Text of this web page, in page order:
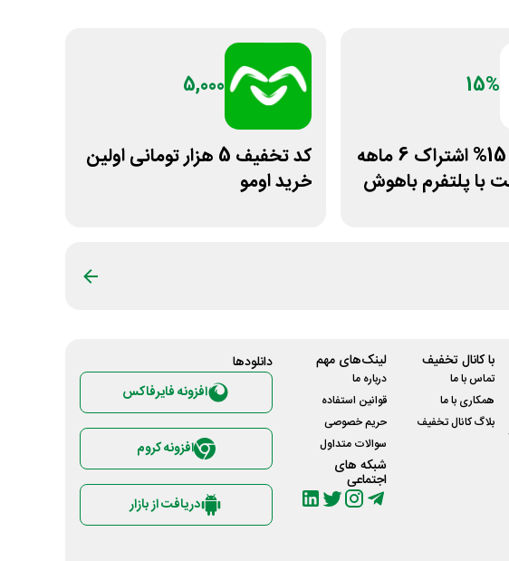
15%
کد تخفیف 15% اشتراک 6 ماهه
با پلتفرم باهوش
5,000
کد تخفیف 5 هزار تومانی اولین
خرید اومو
با کانال تخفیف
تماس با ما
همکاری با ما
بلاگ کانال تخفیف
لینک‌های مهم
درباره ما
قوانین استفاده
حریم خصوصی
سوالات متداول
شبکه های
اجتماعی
دانلود‌ها
افزونه فایرفاکس
افزونه کروم
دریافت از بازار